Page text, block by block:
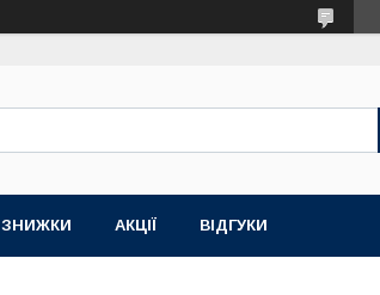
ЗНИЖКИ АКЦІЇ ВІДГУКИ